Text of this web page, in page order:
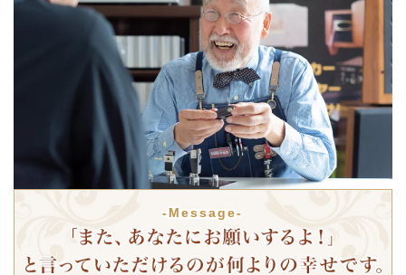
-Message-